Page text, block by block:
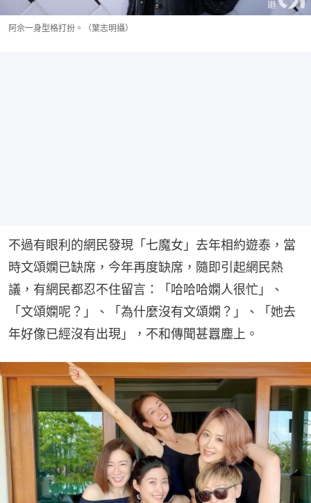
阿佘一身型格打扮。（葉志明攝）
不過有眼利的網民發現「七魔女」去年相約遊泰，當
時文頌嫻已缺席，今年再度缺席，隨即引起網民熱
議，有網民都忍不住留言：「哈哈哈嫻人很忙」、
「文頌嫻呢？」、「為什麼沒有文頌嫻？」、「她去
年好像已經沒有出現」，不和傳聞甚囂塵上。